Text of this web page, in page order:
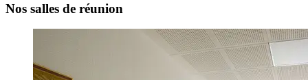
Nos salles de réunion